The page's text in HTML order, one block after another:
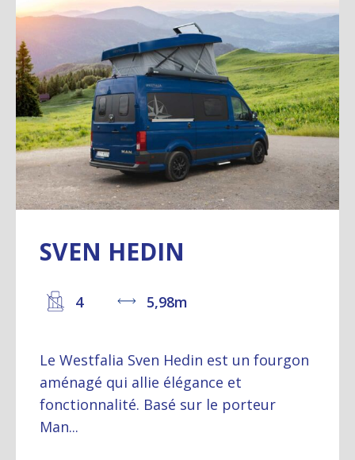
SVEN HEDIN
4 5,98m
Le Westfalia Sven Hedin est un fourgon
aménagé qui allie élégance et
fonctionnalité. Basé sur le porteur
Man...